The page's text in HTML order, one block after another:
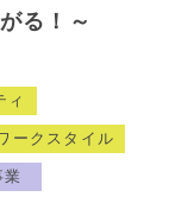
る！～
ィ
ークスタイル